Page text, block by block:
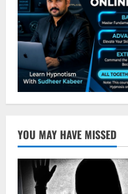
YOU MAY HAVE MISSED